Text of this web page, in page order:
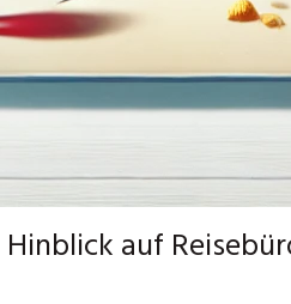
auf